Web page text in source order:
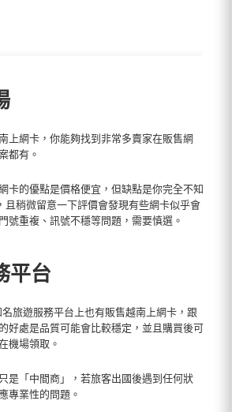
上網卡，你能夠找到非常多賣家在販售網
都有。
卡的優點是價格便宜，但缺點是你完全不知
且稍微留意一下評價會發現有些網卡似乎會
號重複、訊號不穩等問題，需要慎選。
平台
旅遊服務平台上也有販售越南上網卡，跟
好處是品質可能會比較穩定，並且購買後可
機場領取。
是「中間商」，若旅客出國後遇到任何狀
專業性的問題。